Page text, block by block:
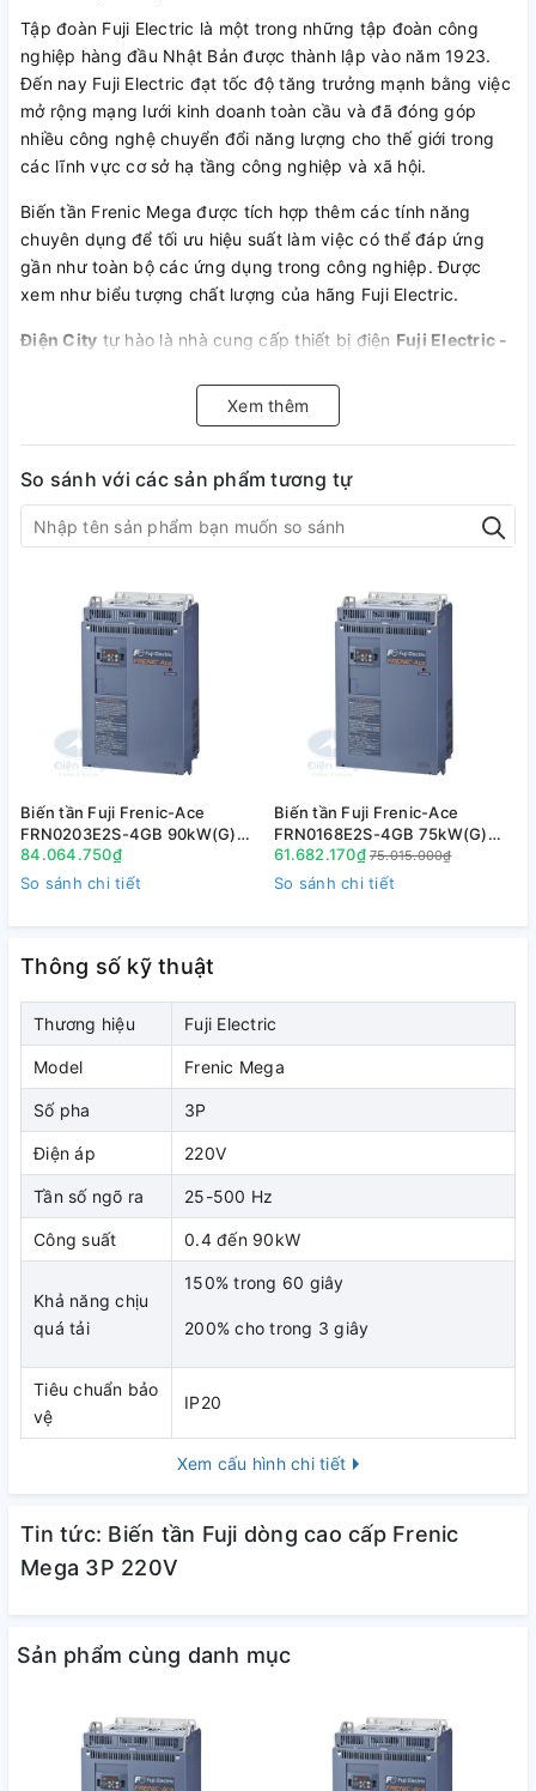
Tập đoàn Fuji Electric là một trong những tập đoàn công
nghiệp hàng đầu Nhật Bản được thành lập vào năm 1923.
Đến nay Fuji Electric đạt tốc độ tăng trưởng mạnh bằng việc
mở rộng mạng lưới kinh doanh toàn cầu và đã đóng góp
nhiều công nghệ chuyển đổi năng lượng cho thế giới trong
các lĩnh vực cơ sở hạ tầng công nghiệp và xã hội.
Biến tần Frenic Mega được tích hợp thêm các tính năng
chuyên dụng để tối ưu hiệu suất làm việc có thể đáp ứng
gần như toàn bộ các ứng dụng trong công nghiệp. Được
xem như biểu tượng chất lượng của hãng Fuji Electric.
Điện City tự hào là nhà cung cấp thiết bị điện Fuji Electric -
tần Frenic Mega được
Điện City cung cấp rộng rãi hầu hết
khắp các khu công nghiệp trọng điểm trên cả nước.
1.2. Diễn giải mã hàng
1.3. Kích thước
Xem thêm
So sánh với các sản phẩm tương tự
Biến tần Fuji Frenic-Ace
FRN0203E2S-4GB 90kW(G)
110kW(P) 3P 380V
84.064.750₫
So sánh chi tiết
Biến tần Fuji Frenic-Ace
FRN0168E2S-4GB 75kW(G)
90kW(P) 3P 380V
61.682.170₫ 75.015.000₫
So sánh chi tiết
Thông số kỹ thuật
Thương hiệu Fuji Electric
Model Frenic Mega
Số pha 3P
Điện áp 220V
Tần số ngõ ra 25-500 Hz
Công suất 0.4 đến 90kW
Khả năng chịu
quá tải
150% trong 60 giây
200% cho trong 3 giây
Tiêu chuẩn bảo
vệ
IP20
Xem cấu hình chi tiết
Tin tức: Biến tần Fuji dòng cao cấp Frenic
Mega 3P 220V
Sản phẩm cùng danh mục